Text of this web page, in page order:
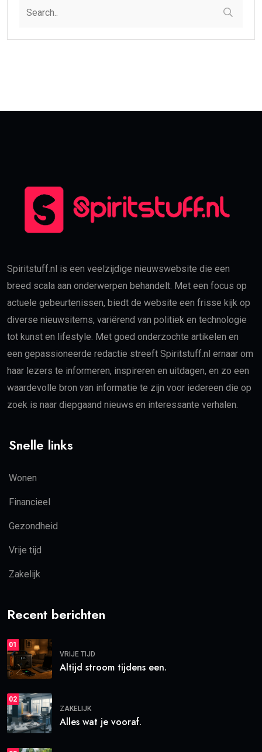
Spiritstuff.nl is een veelzijdige nieuwswebsite die een
breed scala aan onderwerpen behandelt. Met een focus op
actuele gebeurtenissen, biedt de website een frisse kijk op
diverse nieuwsitems, variërend van politiek en technologie
tot kunst en lifestyle. Met goed onderzochte artikelen en
een gepassioneerde redactie streeft Spiritstuff.nl ernaar om
haar lezers te informeren, inspireren en uitdagen, en zo een
waardevolle bron van informatie te zijn voor iedereen die op
zoek is naar diepgaand nieuws en interessante verhalen.
Snelle links
Wonen
Financieel
Gezondheid
Vrije tijd
Zakelijk
Recent berichten
01
VRIJE TIJD
Altijd stroom tijdens een.
02
ZAKELIJK
Alles wat je vooraf.